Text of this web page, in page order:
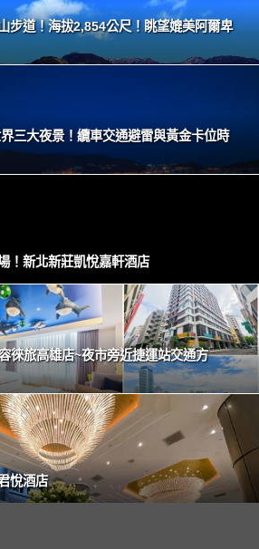
步道！海拔2,854公尺！眺望媲美阿爾卑
三大夜景！纜車交通避雷與黃金卡位時
！新北新莊凱悅嘉軒酒店
徠旅高雄店~夜市旁近捷運站交通方
悅酒店